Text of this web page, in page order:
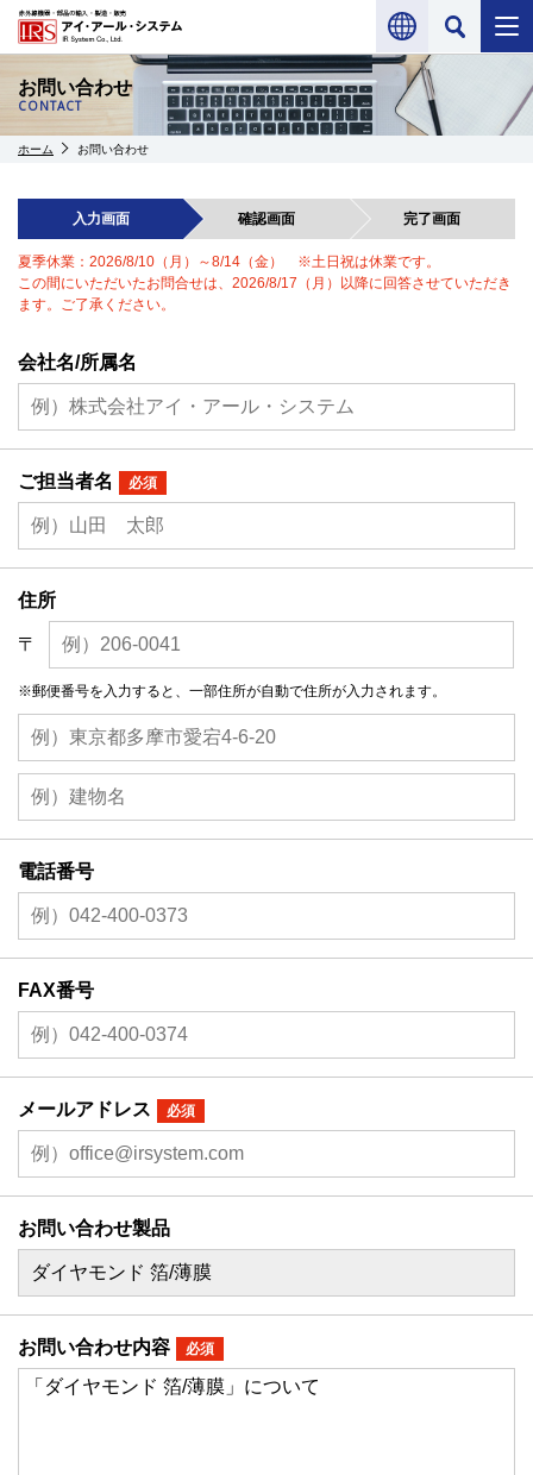
お問い合わせ
CONTACT
ホーム お問い合わせ
入力画面 確認画面 完了画面
夏季休業：2026/8/10（月）～8/14（金） ※土日祝は休業です。
この間にいただいたお問合せは、2026/8/17（月）以降に回答させていただき
ます。ご了承ください。
会社名/所属名
ご担当者名 必須
住所
〒
※郵便番号を入力すると、一部住所が自動で住所が入力されます。
電話番号
FAX番号
メールアドレス 必須
お問い合わせ製品
お問い合わせ内容 必須